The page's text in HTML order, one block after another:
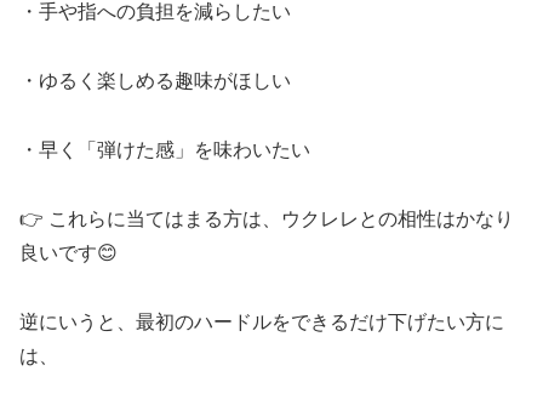
・手や指への負担を減らしたい
・ゆるく楽しめる趣味がほしい
・早く「弾けた感」を味わいたい
👉 これらに当てはまる方は、ウクレレとの相性はかなり
良いです😊
逆にいうと、最初のハードルをできるだけ下げたい方に
は、